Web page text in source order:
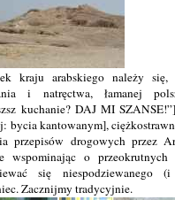
kraju arabskiego należy się,
i natręctwa, łamanej
kuchanie? DAJ MI
bycia kantowanym],
przepisów drogowych przez
wspominając o przeokrutnych
się niespodziewanego (i
Zacznijmy tradycyjnie.